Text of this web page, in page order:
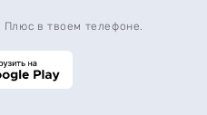
в твоем телефоне.